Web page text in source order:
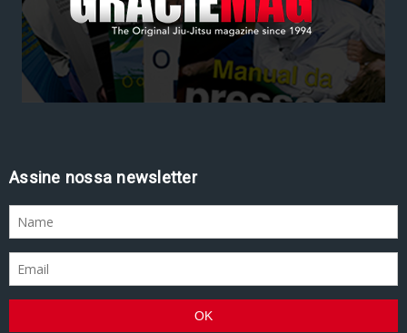
Assine nossa newsletter